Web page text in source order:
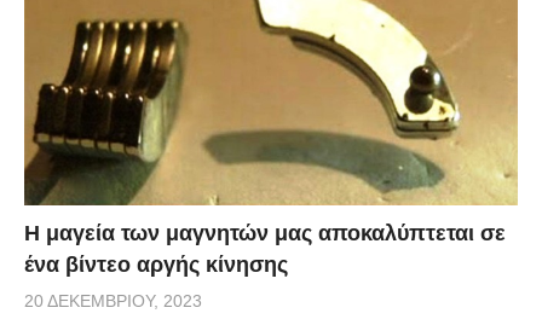
Η μαγεία των μαγνητών μας αποκαλύπτεται σε
ένα βίντεο αργής κίνησης
20 ΔΕΚΕΜΒΡΊΟΥ, 2023